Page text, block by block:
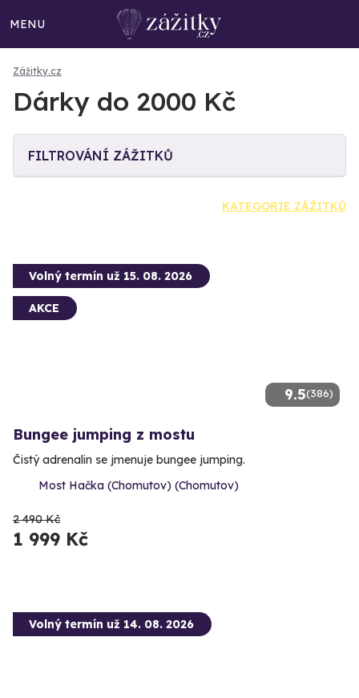
MENU
Zážitky.cz
Dárky do 2000 Kč
FILTROVÁNÍ ZÁŽITKŮ
KATEGORIE ZÁŽITKŮ
9.5(386)
Volný termín už 15. 08. 2026
AKCE
Bungee jumping z mostu
Čistý adrenalin se jmenuje bungee jumping.
Most Hačka (Chomutov) (Chomutov)
2 490 Kč
1 999 Kč
Volný termín už 14. 08. 2026